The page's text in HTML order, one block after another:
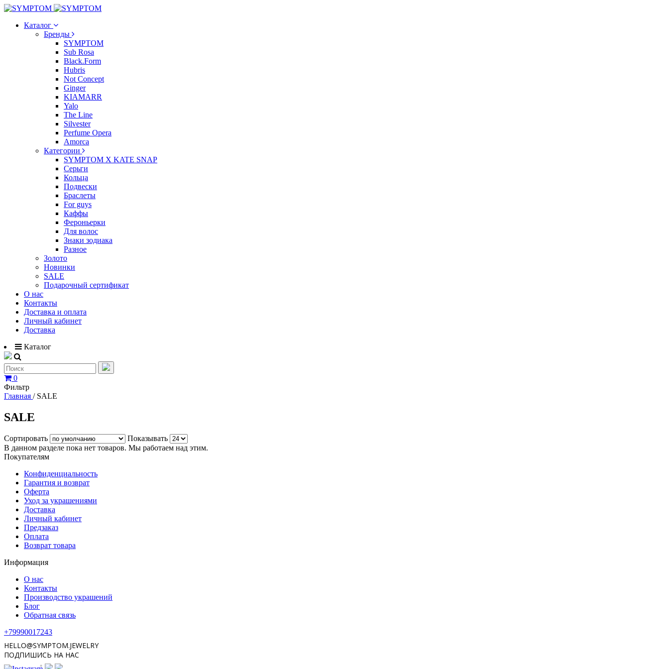
Каталог
Бренды
SYMPTOM
Sub Rosa
Black.Form
Hubris
Not Concept
Ginger
KIAMARR
Yalo
The Line
Silvester
Perfume Opera
Amorca
Категории
SYMPTOM X KATE SNAP
Серьги
Кольца
Подвески
Браслеты
For guys
Каффы
Фероньерки
Для волос
Знаки зодиака
Разное
Золото
Новинки
SALE
Подарочный сертификат
О нас
Контакты
Доставка и оплата
Личный кабинет
Доставка
Каталог
0
Фильтр
Главная / SALE
SALE
Сортировать
Показывать
В данном разделе пока нет товаров. Мы работаем над этим.
Покупателям
Конфиденциальность
Гарантия и возврат
Оферта
Уход за украшениями
Доставка
Личный кабинет
Предзаказ
Оплата
Возврат товара
Информация
О нас
Контакты
Производство украшений
Блог
Обратная связь
+79990017243
HELLO@SYMPTOM.JEWELRY
ПОДПИШИСЬ НА НАС
*